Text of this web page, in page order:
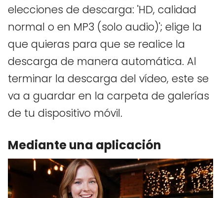
elecciones de descarga: 'HD, calidad
normal o en MP3 (solo audio)'; elige la
que quieras para que se realice la
descarga de manera automática. Al
terminar la descarga del vídeo, este se
va a guardar en la carpeta de galerías
de tu dispositivo móvil.
Mediante una aplicación